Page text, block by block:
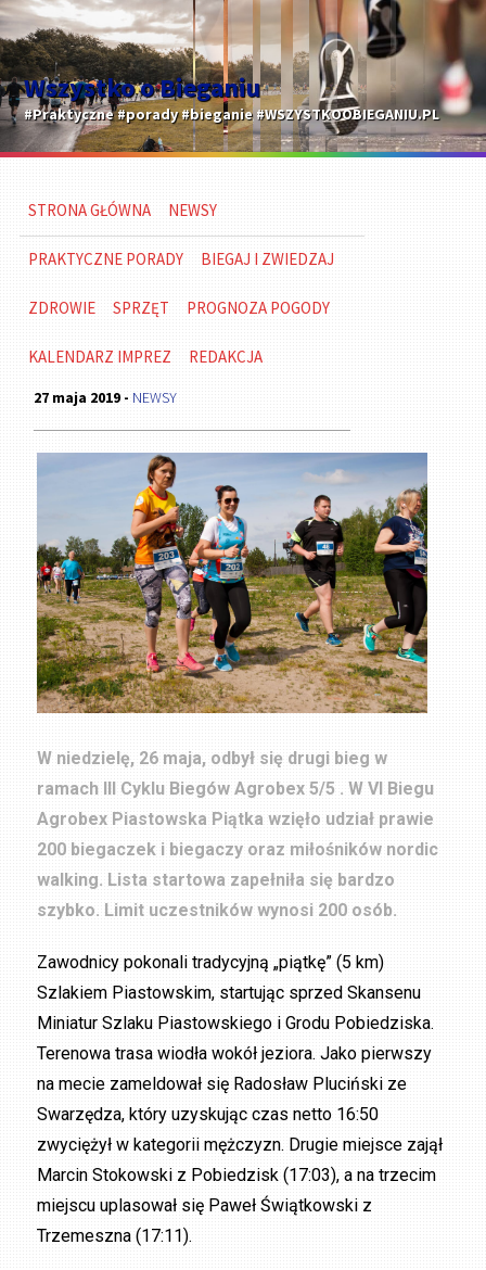
Wszystko o Bieganiu
#Praktyczne #porady #bieganie #WSZYSTKOOBIEGANIU.PL
STRONA GŁÓWNA NEWSY
PRAKTYCZNE PORADY BIEGAJ I ZWIEDZAJ
ZDROWIE SPRZĘT PROGNOZA POGODY
KALENDARZ IMPREZ REDAKCJA
27 maja 2019 - NEWSY
W niedzielę, 26 maja, odbył się drugi bieg w
ramach III Cyklu Biegów Agrobex 5/5 . W VI Biegu
Agrobex Piastowska Piątka wzięło udział prawie
200 biegaczek i biegaczy oraz miłośników nordic
walking. Lista startowa zapełniła się bardzo
szybko. Limit uczestników wynosi 200 osób.
Zawodnicy pokonali tradycyjną „piątkę” (5 km)
Szlakiem Piastowskim, startując sprzed Skansenu
Miniatur Szlaku Piastowskiego i Grodu Pobiedziska.
Terenowa trasa wiodła wokół jeziora. Jako pierwszy
na mecie zameldował się Radosław Pluciński ze
Swarzędza, który uzyskując czas netto 16:50
zwyciężył w kategorii mężczyzn. Drugie miejsce zajął
Marcin Stokowski z Pobiedzisk (17:03), a na trzecim
miejscu uplasował się Paweł Świątkowski z
Trzemeszna (17:11).